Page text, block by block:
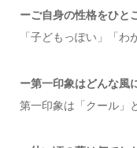
ーご自身の性格をひと
「子どもっぽい」「わ
ー第一印象はどんな風
第一印象は「クール」